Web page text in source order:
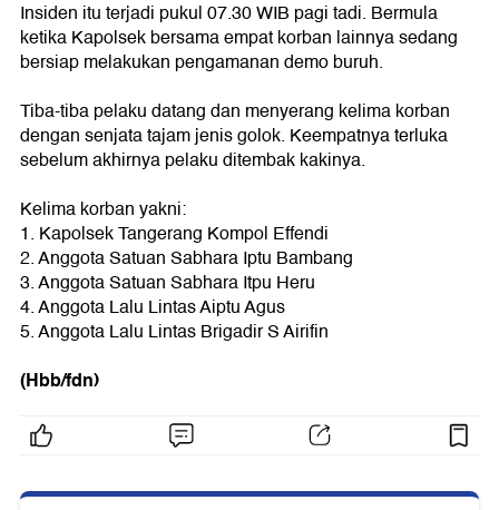
Insiden itu terjadi pukul 07.30 WIB pagi tadi. Bermula
ketika Kapolsek bersama empat korban lainnya sedang
bersiap melakukan pengamanan demo buruh.
Tiba-tiba pelaku datang dan menyerang kelima korban
dengan senjata tajam jenis golok. Keempatnya terluka
sebelum akhirnya pelaku ditembak kakinya.
Kelima korban yakni:
1. Kapolsek Tangerang Kompol Effendi
2. Anggota Satuan Sabhara Iptu Bambang
3. Anggota Satuan Sabhara Itpu Heru
4. Anggota Lalu Lintas Aiptu Agus
5. Anggota Lalu Lintas Brigadir S Airifin
(Hbb/fdn)